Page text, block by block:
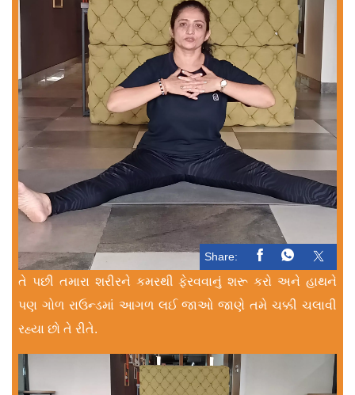
Share:
તે પછી તમારા શરીરને કમરથી ફેરવવાનું શરૂ કરો અને હાથને
પણ ગોળ રાઉન્ડમાં આગળ લઈ જાઓ જાણે તમે ચક્કી ચલાવી
રહ્યા છો તે રીતે.